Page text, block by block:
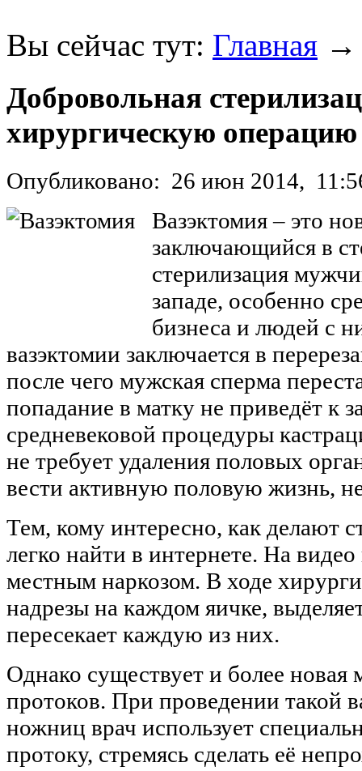
Вы сейчас тут: Главная
Добровольная
хирургическую
Опубликовано: 26 июн 2014,
Вазэктомия – это
заключающийся в
стерилизация
западе, особенно
бизнеса и людей с
вазэктомии заключается в
после чего мужская сперма
попадание в матку не приведёт к
средневековой процедуры
не требует удаления половых
вести активную половую жизнь,
Тем, кому интересно, как делают
легко найти в интернете. На
местным наркозом. В ходе
надрезы на каждом яичке,
пересекает каждую из них.
Однако существует и более новая
протоков. При проведении такой
ножниц врач использует
протоку, стремясь сделать её